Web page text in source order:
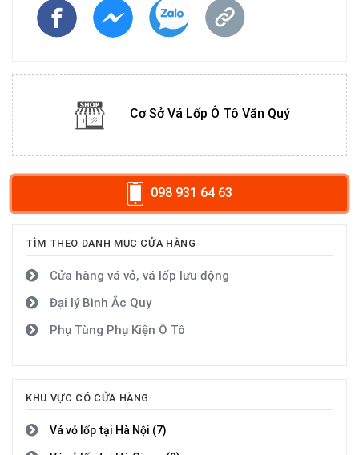
Cơ Sở Vá Lốp Ô Tô Văn Quý
098 931 64 63
TÌM THEO DANH MỤC CỬA HÀNG
Cửa hàng vá vỏ, vá lốp lưu động
Đại lý Bình Ắc Quy
Phụ Tùng Phụ Kiện Ô Tô
KHU VỰC CÓ CỬA HÀNG
Vá vỏ lốp tại Hà Nội (7)